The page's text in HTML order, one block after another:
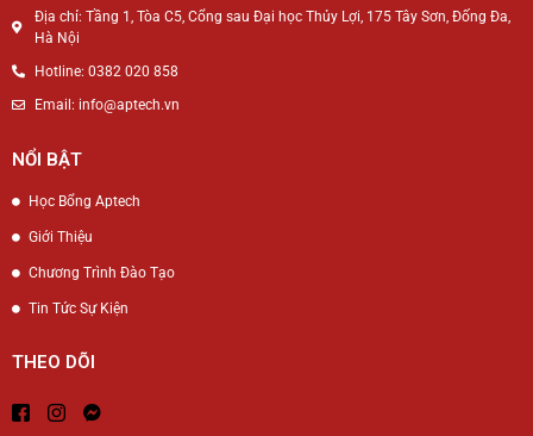
Địa chỉ: Tầng 1, Tòa C5, Cổng sau Đại học Thủy Lợi, 175 Tây Sơn, Đống Đa,
Hà Nội
Hotline: 0382 020 858
Email: info@aptech.vn
NỔI BẬT
Học Bổng Aptech
Giới Thiệu
Chương Trình Đào Tạo
Tin Tức Sự Kiện
THEO DÕI